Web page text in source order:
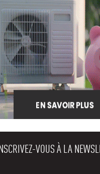
VOUS À LA